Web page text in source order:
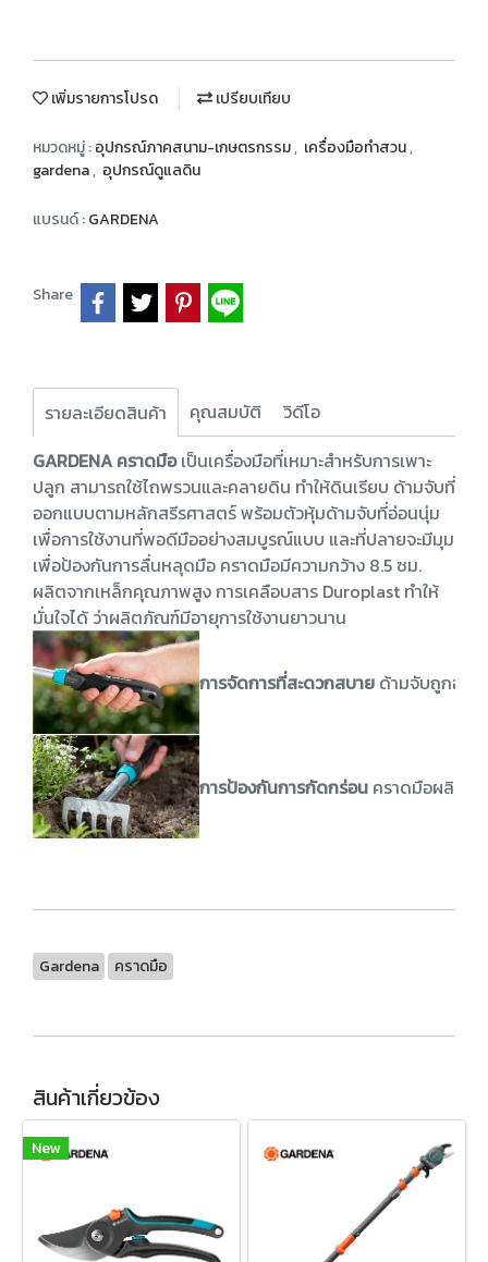
เพิ่มรายการโปรด เปรียบเทียบ
หมวดหมู่ :อุปกรณ์ภาคสนาม-เกษตรกรรม, เครื่องมือทำสวน,
gardena, อุปกรณ์ดูแลดิน
แบรนด์ :GARDENA
Share
รายละเอียดสินค้า คุณสมบัติ
วิดีโอ
GARDENA คราดมือเป็นเครื่องมือที่เหมาะสำหรับการเพาะ
ปลูก สามารถใช้ไถพรวนและคลายดิน ทำให้ดินเรียบ ด้ามจับที่
ออกแบบตามหลักสรีรศาสตร์ พร้อมตัวหุ้มด้ามจับที่อ่อนนุ่ม
เพื่อการใช้งานที่พอดีมืออย่างสมบูรณ์แบบ และที่ปลายจะมีมุม
เพื่อป้องกันการลื่นหลุดมือ คราดมือมีความกว้าง 8.5 ซม.
ผลิตจากเหล็กคุณภาพสูง การเคลือบสาร Duroplast ทำให้
มั่นใจได้ ว่าผลิตภัณฑ์มีอายุการใช้งานยาวนาน
การจัดการที่สะดวกสบาย ด้ามจับถูกออก
การป้องกันการกัดกร่อน คราดมือผลิตจ
Gardena คราดมือ
สินค้าเกี่ยวข้อง
New